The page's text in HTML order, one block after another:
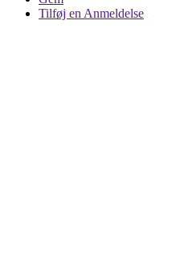
Tilføj en Anmeldelse